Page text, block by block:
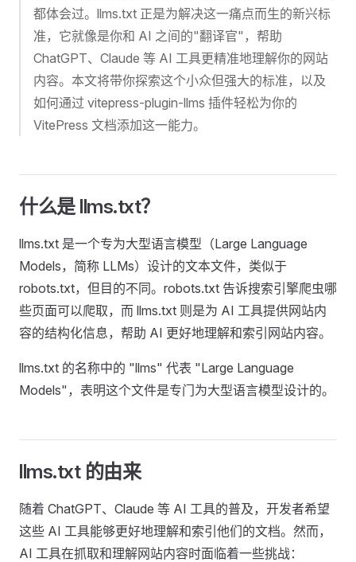
都体会过。llms.txt 正是为解决这一痛点而生的新兴标
准，它就像是你和 AI 之间的"翻译官"，帮助
ChatGPT、Claude 等 AI 工具更精准地理解你的网站
内容。本文将带你探索这个小众但强大的标准，以及
如何通过 vitepress-plugin-llms 插件轻松为你的
VitePress 文档添加这一能力。
什么是 llms.txt？
llms.txt 是一个专为大型语言模型（Large Language
Models，简称 LLMs）设计的文本文件，类似于
robots.txt，但目的不同。robots.txt 告诉搜索引擎爬虫哪
些页面可以爬取，而 llms.txt 则是为 AI 工具提供网站内
容的结构化信息，帮助 AI 更好地理解和索引网站内容。
llms.txt 的名称中的 "llms" 代表 "Large Language
Models"，表明这个文件是专门为大型语言模型设计的。
llms.txt 的由来
随着 ChatGPT、Claude 等 AI 工具的普及，开发者希望
这些 AI 工具能够更好地理解和索引他们的文档。然而，
AI 工具在抓取和理解网站内容时面临着一些挑战：